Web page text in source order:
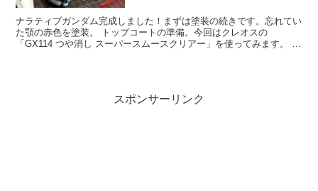
ナラティブガンダム完成しました！まずは塗装の続きです。忘れてい
た顎の赤色を塗装。 トップコートの準備。今回はクレオスの
「GX114 つや消し スーパースムースクリアー」を使ってみます。 左
スポンサーリンク